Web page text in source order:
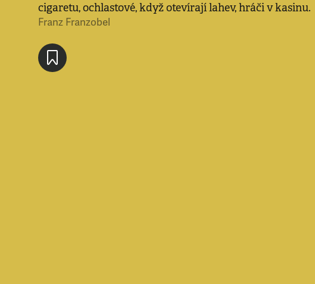
cigaretu, ochlastové, když otevírají lahev, hráči v kasinu.
Franz Franzobel